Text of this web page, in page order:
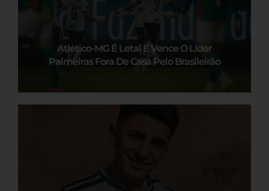
Atlético-MG É Letal E Vence O Líder
Palmeiras Fora De Casa Pelo Brasileirão